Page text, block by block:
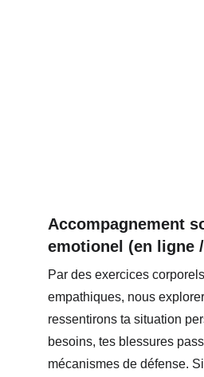
Accompagnement
emotionel (en ligne
Par des exercices
empathiques, nous
ressentirons ta situation
besoins, tes blessures
mécanismes de défense.